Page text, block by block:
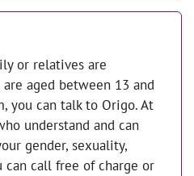
or relatives are
aged between 13 and
you can talk to Origo. At
understand and can
gender, sexuality,
call free of charge or